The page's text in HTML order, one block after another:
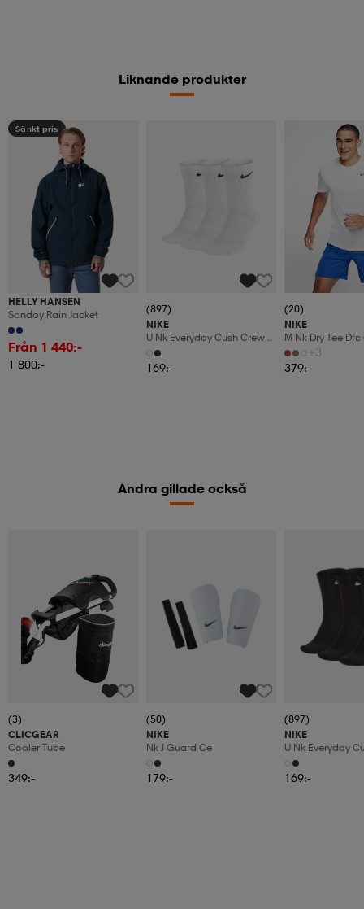
Liknande produkter
Sänkt pris
HELLY HANSEN
Sandoy Rain Jacket
Från 1 440:-
1 800:-
(897)
NIKE
U Nk Everyday Cush Crew
3pr
169:-
(20)
NIKE
M Nk Dry Tee
+3
379:-
Andra gillade också
(3)
CLICGEAR
Cooler Tube
349:-
(50)
NIKE
Nk J Guard Ce
179:-
(897)
NIKE
U Nk Everyday
3pr
169:-